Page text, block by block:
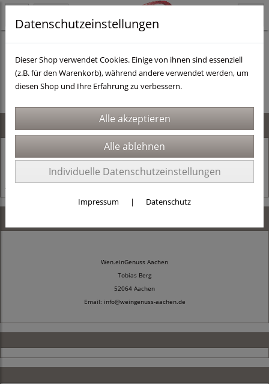
Es wurden leider keine Produkte gefunden.
News
Alles muss raus!
Jetzt mit dem Code Jahresschluss 30% sparen!
Wen.einGenuss Aachen
Tobias Berg
52064 Aachen
Email: info@weingenuss-aachen.de
Datenschutzeinstellungen
Dieser Shop verwendet Cookies. Einige von ihnen sind essenziell
(z.B. für den Warenkorb), während andere verwendet werden, um
diesen Shop und Ihre Erfahrung zu verbessern.
Individuelle Datenschutzeinstellungen
Impressum | Datenschutz